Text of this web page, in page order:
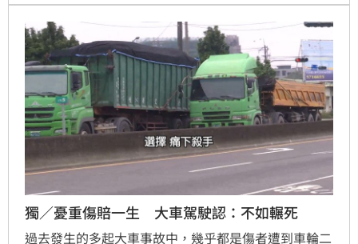
黃建修10萬交保、限制出境出海；負責人古宇軒諭令
30萬交保、限制出境出海。
獨／憂重傷賠一生 大車駕駛認：不如輾死
過去發生的多起大車事故中，幾乎都是傷者遭到車輪二